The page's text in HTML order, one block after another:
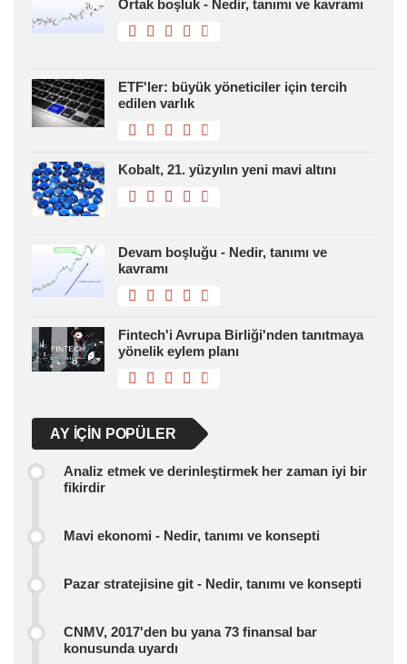
Ortak boşluk - Nedir, tanımı ve kavramı
ETF'ler: büyük yöneticiler için tercih
edilen varlık
Kobalt, 21. yüzyılın yeni mavi altını
Devam boşluğu - Nedir, tanımı ve
kavramı
Fintech'i Avrupa Birliği'nden tanıtmaya
yönelik eylem planı
AY IÇIN POPÜLER
Analiz etmek ve derinleştirmek her zaman iyi bir
fikirdir
Mavi ekonomi - Nedir, tanımı ve konsepti
Pazar stratejisine git - Nedir, tanımı ve konsepti
CNMV, 2017'den bu yana 73 finansal bar
konusunda uyardı